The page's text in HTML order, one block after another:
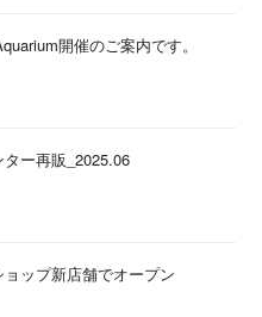
開催のご案内です。
ー再販_2025.06
ップ新店舗でオープン